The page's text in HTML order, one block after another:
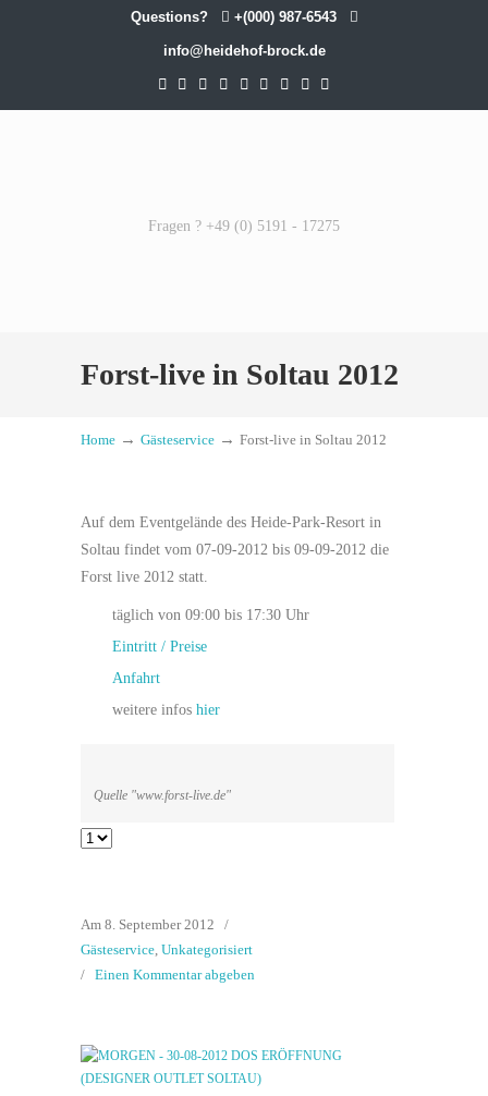
Questions? +(000) 987-6543
info@heidehof-brock.de
Fragen ? +49 (0) 5191 - 17275
Forst-live in Soltau 2012
Home → Gästeservice → Forst-live in Soltau 2012
Auf dem Eventgelände des Heide-Park-Resort in
Soltau findet vom 07-09-2012 bis 09-09-2012 die
Forst live 2012 statt.
täglich von 09:00 bis 17:30 Uhr
Eintritt / Preise
Anfahrt
weitere infos hier
Quelle "www.forst-live.de"
Am 8. September 2012
/
Gästeservice, Unkategorisiert
/ Einen Kommentar abgeben